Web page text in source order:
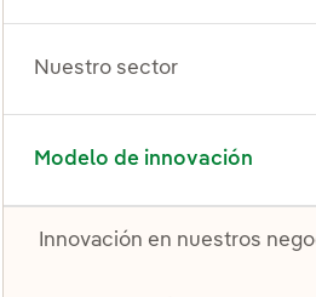
Nuestro sector
Modelo de innovación
el submenú para Modelo de
Innovación en nuestros